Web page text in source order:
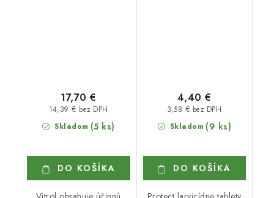
Skladom (5 ks)
14,39 € bez DPH
17,70 €
DO KOŠÍKA
Skladom (9 ks)
3,58 € bez DPH
4,40 €
DO KOŠÍKA